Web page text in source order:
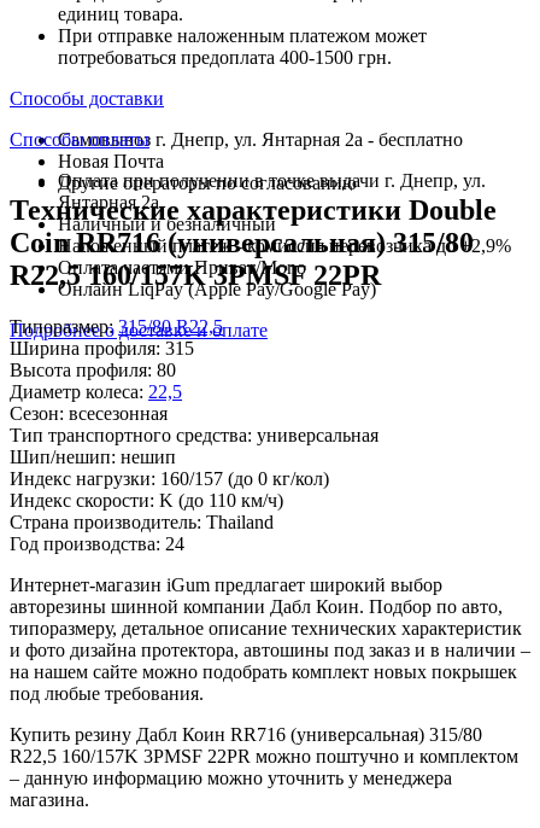
единиц товара.
При отправке наложенным платежом может
потребоваться предоплата 400-1500 грн.
Способы доставки
Самовывоз г. Днепр, ул. Янтарная 2а - бесплатно
Новая Почта
Другие операторы по согласованию
Способы оплаты
Оплата при получении в точке выдачи г. Днепр, ул.
Янтарная 2а
Наличный и безналичный
Наложенный платеж - комиссия перевозчика до +2,9%
Оплата частями Приват/Mono
Онлайн LiqPay (Apple Pay/Google Pay)
Подробнее о доставке и оплате
Технические характеристики Double
Coin RR716 (универсальная) 315/80
R22,5 160/157K 3PMSF 22PR
Типоразмер:315/80 R22,5
Ширина профиля: 315
Высота профиля: 80
Диаметр колеса: 22,5
Сезон: всесезонная
Тип транспортного средства: универсальная
Шип/нешип: нешип
Индекс нагрузки: 160/157 (до 0 кг/кол)
Индекс скорости: K (до 110 км/ч)
Страна производитель: Thailand
Год производства: 24
Интернет-магазин iGum предлагает широкий выбор
авторезины шинной компании Дабл Коин. Подбор по авто,
типоразмеру, детальное описание технических характеристик
и фото дизайна протектора, автошины под заказ и в наличии –
на нашем сайте можно подобрать комплект новых покрышек
под любые требования.
Купить резину Дабл Коин RR716 (универсальная) 315/80
R22,5 160/157K 3PMSF 22PR можно поштучно и комплектом
– данную информацию можно уточнить у менеджера
магазина.